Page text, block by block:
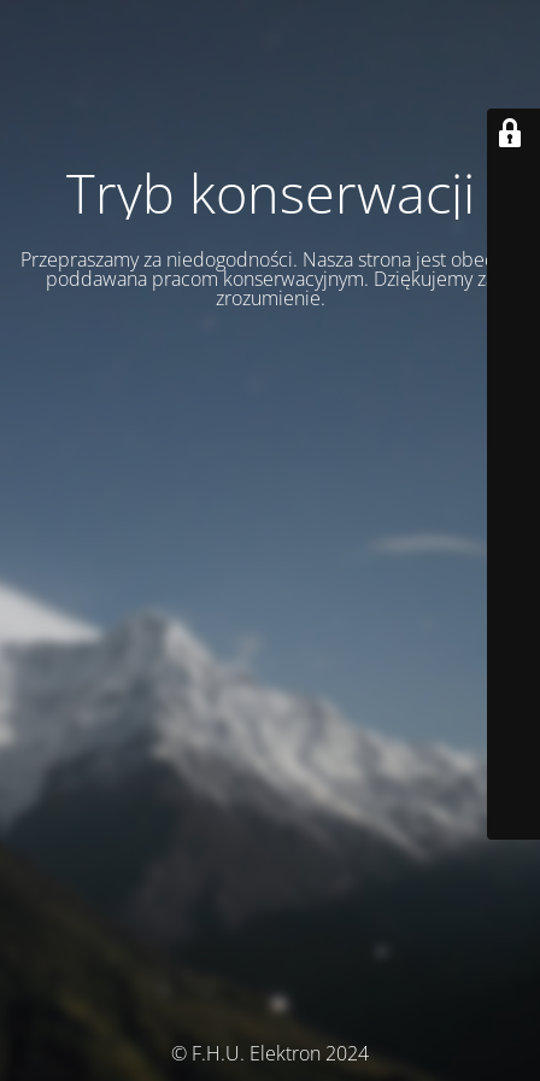
Tryb konserwacji
Przepraszamy za niedogodności. Nasza strona jest obecnie
poddawana pracom konserwacyjnym. Dziękujemy za
zrozumienie.
© F.H.U. Elektron 2024